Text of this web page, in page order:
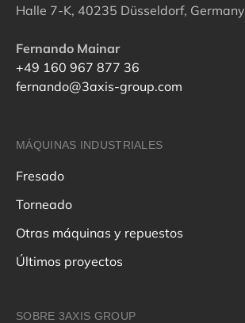
Halle 7-K, 40235 Düsseldorf, Germany
Fernando Mainar
+49 160 967 877 36
fernando@3axis-group.com
MÁQUINAS INDUSTRIALES
Fresado
Torneado
Otras máquinas y repuestos
Últimos proyectos
SOBRE 3AXIS GROUP